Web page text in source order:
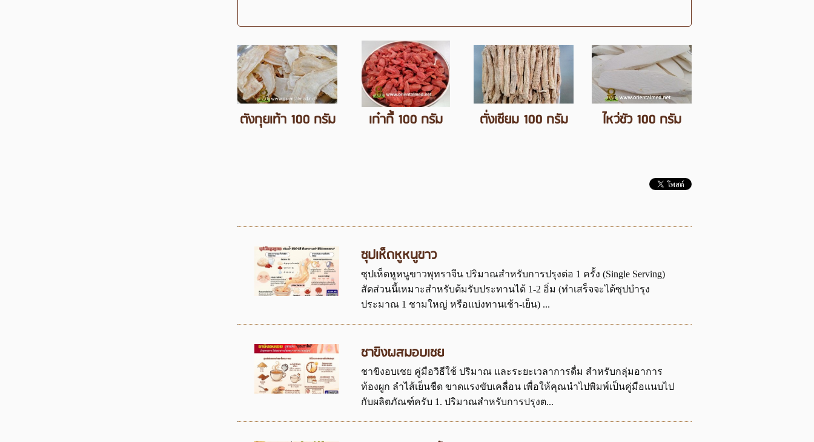
ตังกุยเท้า 100 กรัม เก๋ากี้ื 100 กรัม ตั่งเซียม 100 กรัม ไหว่ซัว 100 กรัม
ซุปเห็ดหูหนูขาว
ซุปเห็ดหูหนูขาวพุทราจีน ปริมาณสำหรับการปรุงต่อ 1 ครั้ง (Single Serving)
สัดส่วนนี้เหมาะสำหรับต้มรับประทานได้ 1-2 อิ่ม (ทำเสร็จจะได้ซุปบำรุง
ประมาณ 1 ชามใหญ่ หรือแบ่งทานเช้า-เย็น) ...
ชาขิงผสมอบเชย
ชาขิงอบเชย คู่มือวิธีใช้ ปริมาณ และระยะเวลาการดื่ม สำหรับกลุ่มอาการ
ท้องผูก ลำไส้เย็นชืด ขาดแรงขับเคลื่อน เพื่อให้คุณนำไปพิมพ์เป็นคู่มือแนบไป
กับผลิตภัณฑ์ครับ 1. ปริมาณสำหรับการปรุงต...